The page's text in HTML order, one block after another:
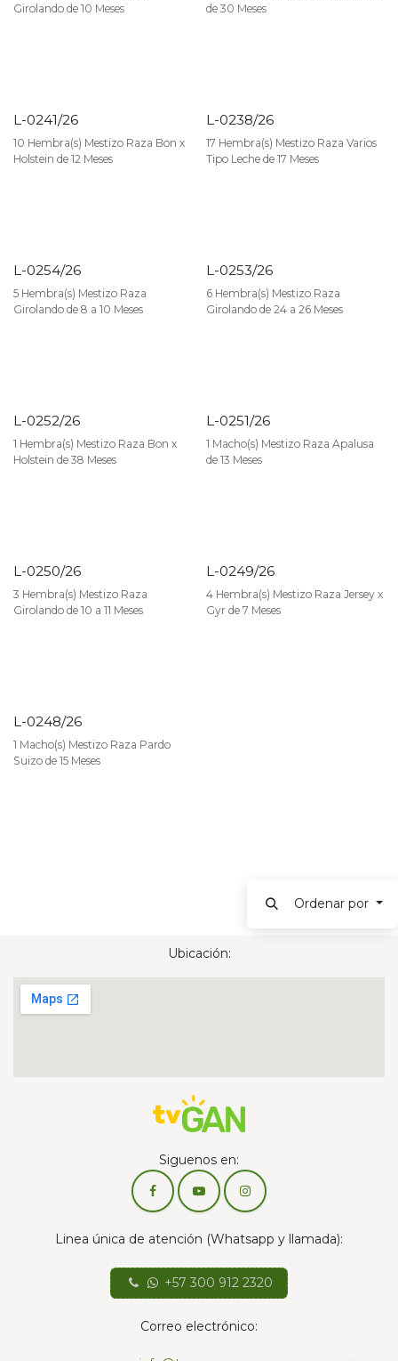
Girolando de 10 Meses
de 30 Meses
L-0241/26
10 Hembra(s) Mestizo Raza Bon x
Holstein de 12 Meses
L-0238/26
17 Hembra(s) Mestizo Raza Varios
Tipo Leche de 17 Meses
L-0254/26
5 Hembra(s) Mestizo Raza
Girolando de 8 a 10 Meses
L-0253/26
6 Hembra(s) Mestizo Raza
Girolando de 24 a 26 Meses
L-0252/26
1 Hembra(s) Mestizo Raza Bon x
Holstein de 38 Meses
L-0251/26
1 Macho(s) Mestizo Raza Apalusa
de 13 Meses
L-0250/26
3 Hembra(s) Mestizo Raza
Girolando de 10 a 11 Meses
L-0249/26
4 Hembra(s) Mestizo Raza Jersey x
Gyr de 7 Meses
VENDIDO
L-0248/26
1 Macho(s) Mestizo Raza Pardo
Suizo de 15 Meses
Ordenar por
Ubicación:
Siguenos en:
Linea única de atención (Whatsapp y llamada):
+57 300 912 2320
Correo electrónico: